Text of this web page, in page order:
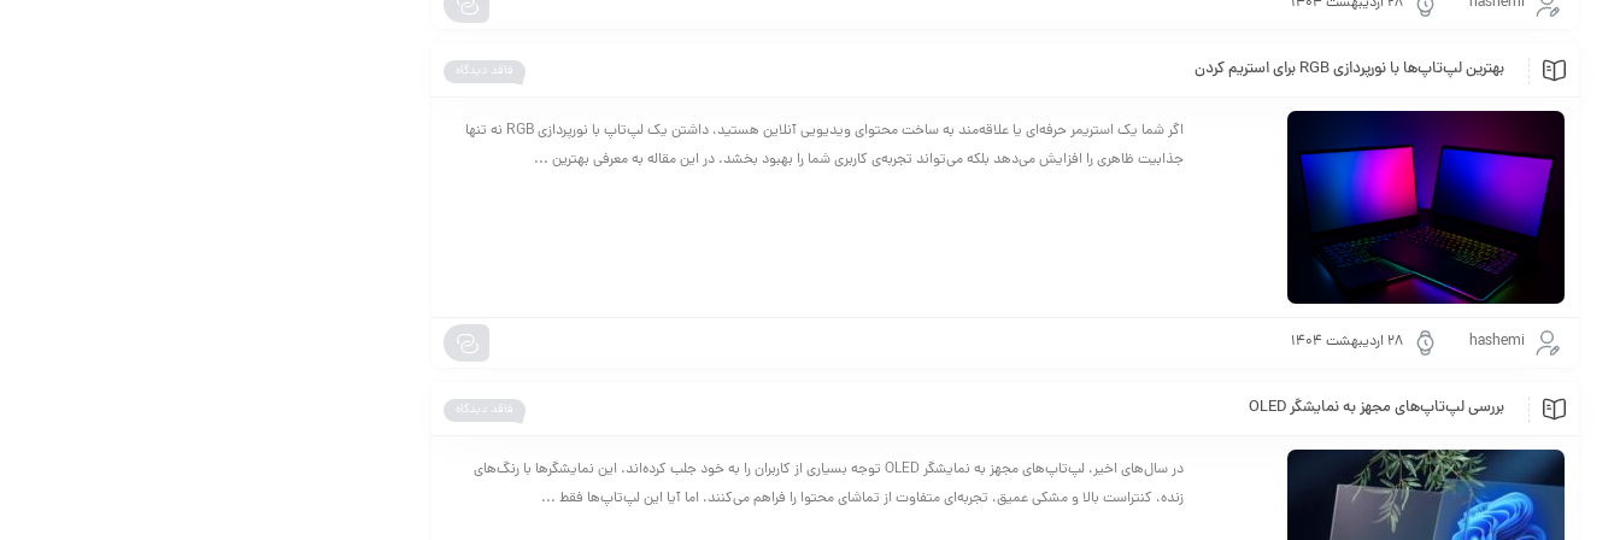
فاقد دیدگاه بهترین لپ‌تاپ‌ها با نورپردازی RGB برای استریم کردن
اگر شما یک استریمر حرفه‌ای یا علاقه‌مند به ساخت محتوای ویدیویی آنلاین هستید، داشتن یک لپ‌تاپ با نورپردازی RGB نه تنها
جذابیت ظاهری را افزایش می‌دهد بلکه می‌تواند تجربه‌ی کاربری شما را بهبود بخشد. در این مقاله به معرفی بهترین ...
hashemi ۲۸ اردیبهشت ۱۴۰۴
فاقد دیدگاه بررسی لپ‌تاپ‌های مجهز به نمایشگر OLED
در سال‌های اخیر، لپ‌تاپ‌های مجهز به نمایشگر OLED توجه بسیاری از کاربران را به خود جلب کرده‌اند. این نمایشگرها با رنگ‌های
زنده، کنتراست بالا و مشکی عمیق، تجربه‌ای متفاوت از تماشای محتوا را فراهم می‌کنند. اما آیا این لپ‌تاپ‌ها فقط ...